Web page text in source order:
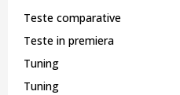
Teste comparative
Teste in premiera
Tuning
Tuning